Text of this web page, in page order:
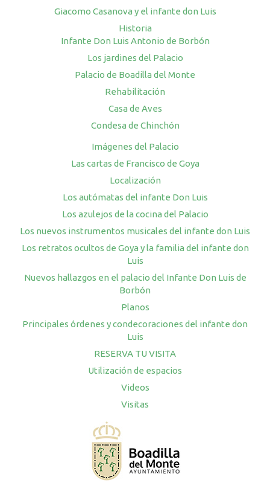
Giacomo Casanova y el infante don Luis
Historia
Infante Don Luis Antonio de Borbón
Los jardines del Palacio
Palacio de Boadilla del Monte
Rehabilitación
Casa de Aves
Condesa de Chinchón
Imágenes del Palacio
Las cartas de Francisco de Goya
Localización
Los autómatas del infante Don Luis
Los azulejos de la cocina del Palacio
Los nuevos instrumentos musicales del infante don Luis
Los retratos ocultos de Goya y la familia del infante don
Luis
Nuevos hallazgos en el palacio del Infante Don Luis de
Borbón
Planos
Principales órdenes y condecoraciones del infante don
Luis
RESERVA TU VISITA
Utilización de espacios
Videos
Visitas